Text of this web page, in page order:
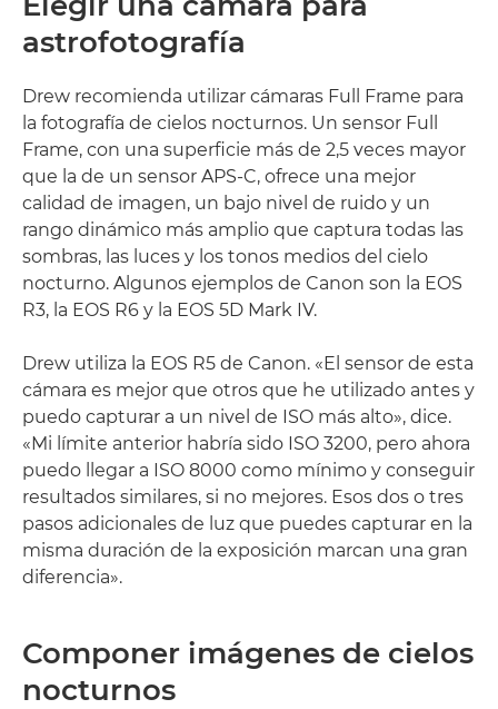
astrofotografía
Drew recomienda utilizar cámaras Full Frame para
la fotografía de cielos nocturnos. Un sensor Full
Frame, con una superficie más de 2,5 veces mayor
que la de un sensor APS-C, ofrece una mejor
calidad de imagen, un bajo nivel de ruido y un
rango dinámico más amplio que captura todas las
sombras, las luces y los tonos medios del cielo
nocturno. Algunos ejemplos de Canon son la EOS
R3, la EOS R6 y la EOS 5D Mark IV.
Drew utiliza la EOS R5 de Canon. «El sensor de esta
cámara es mejor que otros que he utilizado antes y
puedo capturar a un nivel de ISO más alto», dice.
«Mi límite anterior habría sido ISO 3200, pero ahora
puedo llegar a ISO 8000 como mínimo y conseguir
resultados similares, si no mejores. Esos dos o tres
pasos adicionales de luz que puedes capturar en la
misma duración de la exposición marcan una gran
diferencia».
Componer imágenes de cielos
nocturnos